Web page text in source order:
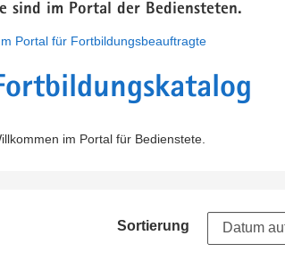
sind im Portal der Bediensteten.
Portal für Fortbildungsbeauftragte
im Portal für Bedienstete.
Sortierung